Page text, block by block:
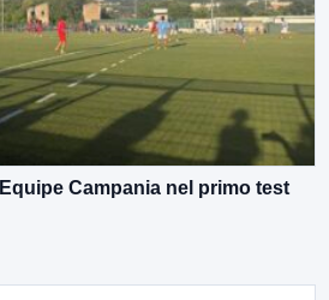
Campania nel primo test